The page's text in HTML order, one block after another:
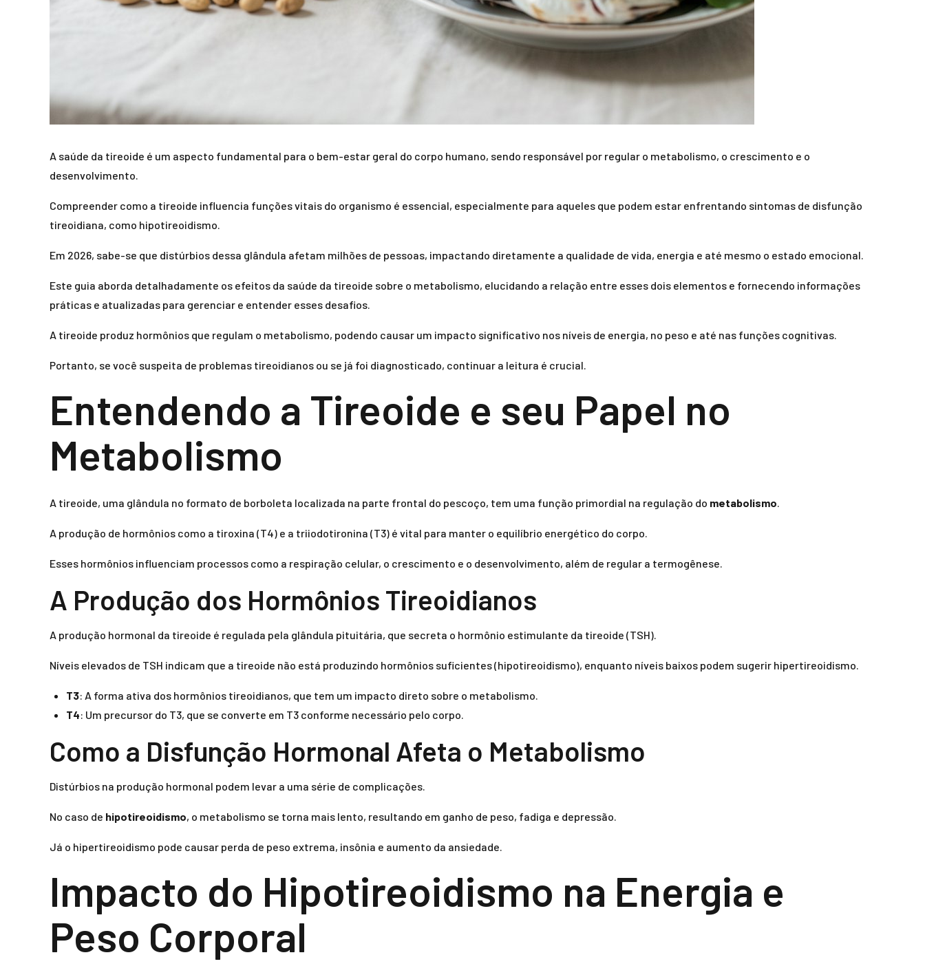
A saúde da tireoide é um aspecto fundamental para o bem-estar geral do corpo humano, sendo responsável por regular o metabolismo, o crescimento e o
desenvolvimento.
Compreender como a tireoide influencia funções vitais do organismo é essencial, especialmente para aqueles que podem estar enfrentando sintomas de disfunção
tireoidiana, como hipotireoidismo.
Em 2026, sabe-se que distúrbios dessa glândula afetam milhões de pessoas, impactando diretamente a qualidade de vida, energia e até mesmo o estado emocional.
Este guia aborda detalhadamente os efeitos da saúde da tireoide sobre o metabolismo, elucidando a relação entre esses dois elementos e fornecendo informações
práticas e atualizadas para gerenciar e entender esses desafios.
A tireoide produz hormônios que regulam o metabolismo, podendo causar um impacto significativo nos níveis de energia, no peso e até nas funções cognitivas.
Portanto, se você suspeita de problemas tireoidianos ou se já foi diagnosticado, continuar a leitura é crucial.
Entendendo a Tireoide e seu Papel no
Metabolismo
A tireoide, uma glândula no formato de borboleta localizada na parte frontal do pescoço, tem uma função primordial na regulação do metabolismo.
A produção de hormônios como a tiroxina (T4) e a triiodotironina (T3) é vital para manter o equilíbrio energético do corpo.
Esses hormônios influenciam processos como a respiração celular, o crescimento e o desenvolvimento, além de regular a termogênese.
A Produção dos Hormônios Tireoidianos
A produção hormonal da tireoide é regulada pela glândula pituitária, que secreta o hormônio estimulante da tireoide (TSH).
Níveis elevados de TSH indicam que a tireoide não está produzindo hormônios suficientes (hipotireoidismo), enquanto níveis baixos podem sugerir hipertireoidismo.
T3: A forma ativa dos hormônios tireoidianos, que tem um impacto direto sobre o metabolismo.
T4: Um precursor do T3, que se converte em T3 conforme necessário pelo corpo.
Como a Disfunção Hormonal Afeta o Metabolismo
Distúrbios na produção hormonal podem levar a uma série de complicações.
No caso de hipotireoidismo, o metabolismo se torna mais lento, resultando em ganho de peso, fadiga e depressão.
Já o hipertireoidismo pode causar perda de peso extrema, insônia e aumento da ansiedade.
Impacto do Hipotireoidismo na Energia e
Peso Corporal